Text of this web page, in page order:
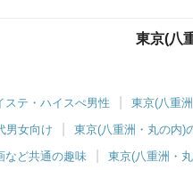
会い♡
プトーク 6対6～｜同じ趣味のお相手
東京(八
ステ・ハイスぺ男性 東京(八重
男女向け
東京(八重洲・丸の内)
など共通の趣味
東京(八重洲・